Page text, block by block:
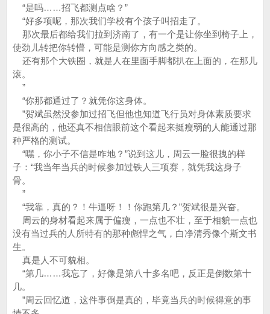
“是吗……招飞都测点啥？”
“好多项呢，那次我们学校有个孩子叫招走了。
那次最后都给我们拉到济南了，有一个是让你坐到椅子上，
使劲儿转把你转懵，可能是测你方向感之类的。
还有那个大铁圈，就是人在里面手脚都扒在上面的，在那儿
滚。
”
“你那都通过了？就凭你这身体。
”贺斌虽然没参加过招飞但他也知道飞行员对身体素质要求
是很高的，他还真不相信眼前这个看起来挺瘦弱的人能通过那
种严格的测试。
“嘿，你小子不信是咋地？”说到这儿，周云一脸很拽的样
子：“我当年当兵的时候参加过铁人三项赛，就凭我这身子
骨。
”
“我靠，真的？！牛逼呀！！你跑第几？”贺斌很是兴奋。
周云的身材看起来属于偏瘦，一点也不壮，至于相貌一点也
没有当过兵的人所特有的那种彪悍之气，白净清秀像个斯文书
生。
真是人不可貌相。
“第几……我忘了，好像是第八十多名吧，反正是倒数第十
几。
”周云回忆道，这件事倒是真的，毕竟当兵的时候得意的事